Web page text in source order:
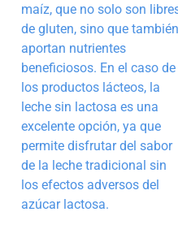
maíz, que no solo son
de gluten, sino que también
aportan nutrientes
beneficiosos. En el caso de
los productos lácteos, la
leche sin lactosa es una
excelente opción, ya que
permite disfrutar del sabor
de la leche tradicional sin
los efectos adversos del
azúcar lactosa.